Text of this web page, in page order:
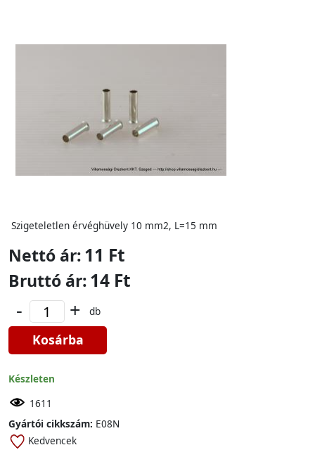
Szigeteletlen érvéghüvely 10 mm2, L=15 mm
Nettó ár:11 Ft
Bruttó ár:14 Ft
- + db
Kosárba
Készleten
1611
Gyártói cikkszám: E08N
Kedvencek